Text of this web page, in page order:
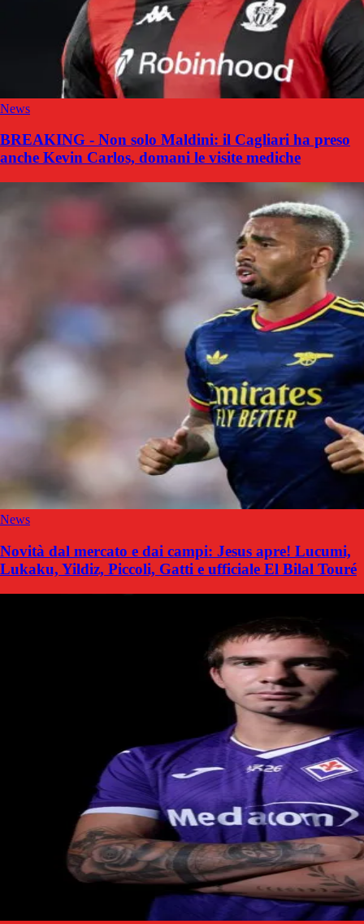
News
BREAKING - Non solo Maldini: il Cagliari ha preso
anche Kevin Carlos, domani le visite mediche
News
Novità dal mercato e dai campi: Jesus apre! Lucumi,
Lukaku, Yildiz, Piccoli, Gatti e ufficiale El Bilal Touré